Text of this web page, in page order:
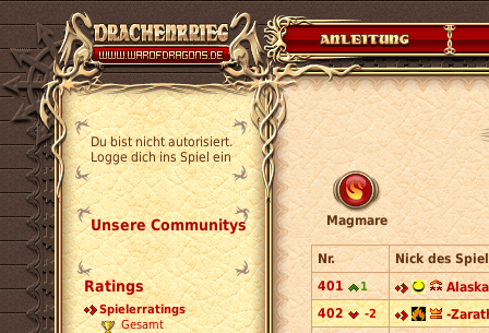
Du bist nicht autorisiert.
Logge dich ins Spiel ein
Unsere Communitys
Ratings
Spielerratings
Gesamt
Magmare
Nr.
Nick des
401
1
402
-2
-